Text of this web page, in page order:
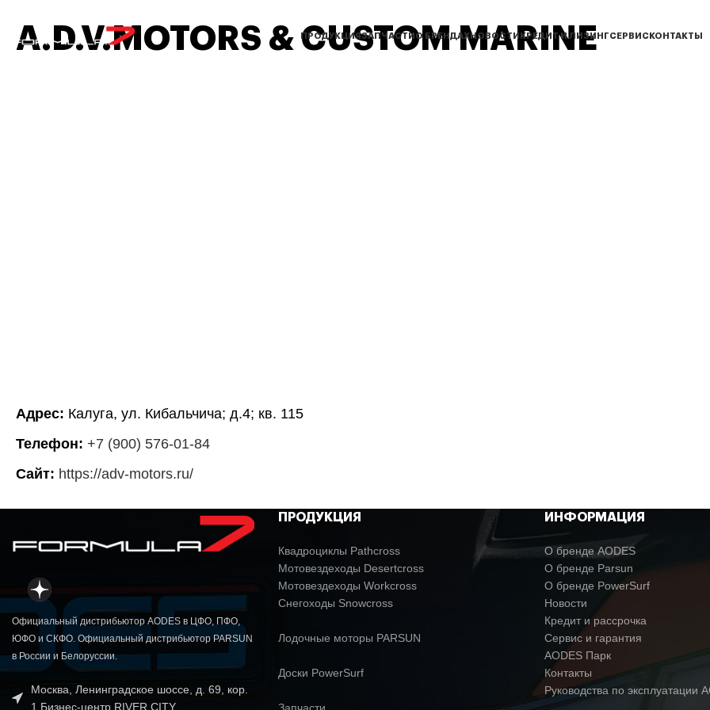
ПРОДУКЦИЯЗАПЧАСТИ О БРЕНДАХ НОВОСТИ КРЕДИТ И ЛИЗИНГСЕРВИС КОНТАКТЫ
A.D.V.MOTORS & CUSTOM MARINE
Адрес: Калуга, ул. Кибальчича; д.4; кв. 115
Телефон: +7 (900) 576-01-84
Сайт: https://adv-motors.ru/
Официальный дистрибьютор AODES в ЦФО, ПФО,
ЮФО и СКФО. Официальный дистрибьютор PARSUN
в России и Белоруссии.
Москва, Ленинградское шоссе, д. 69, кор.
1 Бизнес-центр RIVER CITY
ПРОДУКЦИЯ
Квадроциклы Pathcross
Мотовездеходы Desertcross
Мотовездеходы Workcross
Снегоходы Snowcross
Лодочные моторы PARSUN
Доски PowerSurf
ИНФОРМАЦИЯ
О бренде AODES
О бренде Parsun
О бренде PowerSurf
Новости
Кредит и рассрочка
Сервис и гарантия
AODES Парк
Контакты
Руководства по эксплуатации